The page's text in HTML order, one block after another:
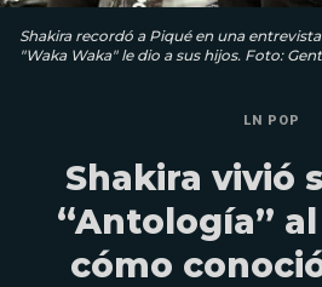
Shakira recordó a Piqué en una
"Waka Waka" le dio a sus hijos. Foto:
LN POP
Shakira vivió
“Antología”
cómo